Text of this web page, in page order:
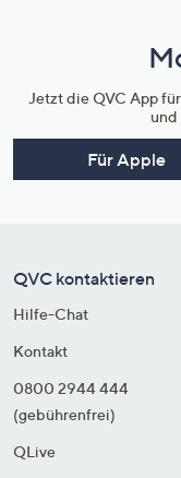
Jetzt die QVC App
Für Apple
QVC kontaktieren
Hilfe-Chat
Kontakt
0800 2944 444
(gebührenfrei)
QLive